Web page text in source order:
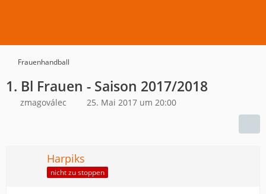
Frauenhandball
1. Bl Frauen - Saison 2017/2018
zmagoválec 25. Mai 2017 um 20:00
Harpiks
nicht zu stoppen